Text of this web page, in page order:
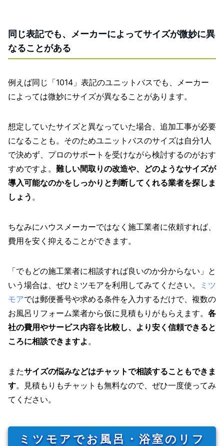
同じ表記でも、メーカーによってサイズが微妙に異
なることがある
例えば同じ「1014」表記のユニットバスでも、メーカー
によっては微妙にサイズが異なることがあります。
想定していたサイズと異なっていた場合、追加工事が必要
になることも。そのためユニットバスのサイズは自分1人
で決めず、プロのサポートを受けながら検討するのがおす
すめですよ。 難しい間取りの改造や、どのようなサイズが
導入可能なのかをしっかりと判断してくれる業者を探しま
しょう 。
ちなみにハウスメーカーではなく施工業者に依頼すれば、
費用を安く抑えることができます。
「でもどの施工業者に相談すれば良いのか分からない」と
いう場合は、ぜひミツモアを利用してみてください。
ミツ
モアでは郵便番号や求める条件を入力するだけで、複数の
お風呂リフォーム業者から仮に見積もりがもらえます。 各
社の費用やサービス内容を比較し、より安く信頼できると
ころに相談できますよ 。
またサイズの悩みなどはチャットで相談することもできま
す。見積もりもチャットも無料なので、ぜひ一度使ってみ
てください。
ミツモアでお風呂・浴室のリフ